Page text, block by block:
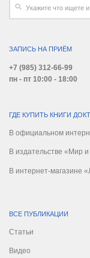
ЗАПИСЬ НА ПРИЁМ
+7 (985) 312-66-99
пн - пт 10:00 - 18:00
ГДЕ КУПИТЬ КНИГИ
В официальном
В издательстве «Мир
В интернет-магазине
ВСЕ ПУБЛИКАЦИИ
Статьи
Видео